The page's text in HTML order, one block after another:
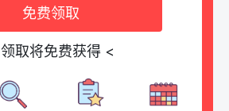
免费领取
领取将免费获得 <